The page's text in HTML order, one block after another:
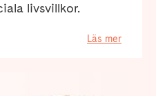
livsvillkor.
Läs mer